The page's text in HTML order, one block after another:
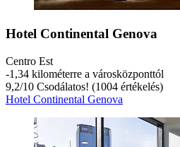
Hotel Continental Genova
Centro Est
‐1,34 kilométerre a városközponttól
9,2/10 Csodálatos! (1004 értékelés)
Hotel Continental Genova